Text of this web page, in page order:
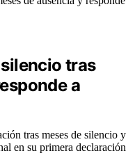
tras
a
tras meses de silencio y
en su primera declaración